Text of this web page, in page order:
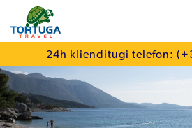
24h klienditugi telefon: